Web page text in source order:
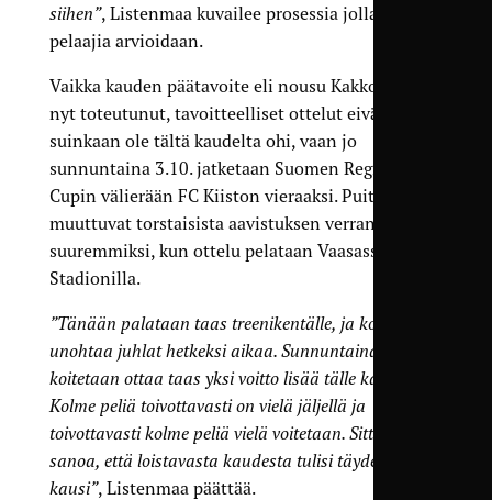
siihen”, Listenmaa kuvailee prosessia jolla uusia
pelaajia arvioidaan.
Vaikka kauden päätavoite eli nousu Kakkoseen on
nyt toteutunut, tavoitteelliset ottelut eivät
suinkaan ole tältä kaudelta ohi, vaan jo
sunnuntaina 3.10. jatketaan Suomen Regions’
Cupin välierään FC Kiiston vieraaksi. Puitteet
muuttuvat torstaisista aavistuksen verran
suuremmiksi, kun ottelu pelataan Vaasassa Elisa
Stadionilla.
”Tänään palataan taas treenikentälle, ja koitetaan
unohtaa juhlat hetkeksi aikaa. Sunnuntaina
koitetaan ottaa taas yksi voitto lisää tälle kaudelle.
Kolme peliä toivottavasti on vielä jäljellä ja
toivottavasti kolme peliä vielä voitetaan. Sitten voisi
sanoa, että loistavasta kaudesta tulisi täydellinen
kausi”, Listenmaa päättää.